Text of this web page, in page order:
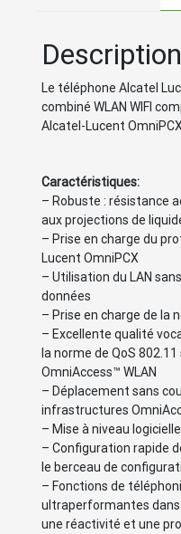
Description
Le téléphone Alcatel
combiné WLAN WIFI
Alcatel-Lucent
Caractéristiques:
– Robuste : résistance
aux projections de
– Prise en charge du
Lucent OmniPCX
– Utilisation du LAN
données
– Prise en charge de la
– Excellente qualité
la norme de QoS
OmniAccess™ WLAN
– Déplacement sans
infrastructures
– Mise à niveau
– Configuration rapide
le berceau de
– Fonctions de
ultraperformantes dans
une réactivité et une